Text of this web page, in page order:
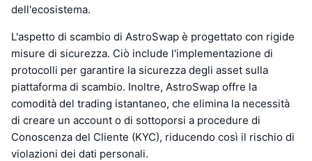
dell'ecosistema.
L'aspetto di scambio di AstroSwap è progettato con rigide
misure di sicurezza. Ciò include l'implementazione di
protocolli per garantire la sicurezza degli asset sulla
piattaforma di scambio. Inoltre, AstroSwap offre la
comodità del trading istantaneo, che elimina la necessità
di creare un account o di sottoporsi a procedure di
Conoscenza del Cliente (KYC), riducendo così il rischio di
violazioni dei dati personali.